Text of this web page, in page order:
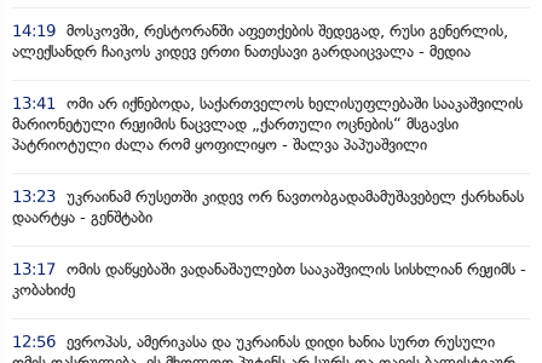
14:19 მოსკოვში, რესტორანში აფეთქების შედეგად, რუსი გენერლის,
ალექსანდრ ჩაიკოს კიდევ ერთი ნათესავი გარდაიცვალა - მედია
13:41
ომი არ იქნებოდა, საქართველოს ხელისუფლებაში სააკაშვილის
მარიონეტული რეჟიმის ნაცვლად „ქართული ოცნების“ მსგავსი
პატრიოტული ძალა რომ ყოფილიყო - შალვა პაპუაშვილი
13:23 უკრაინამ რუსეთში კიდევ ორ ნავთობგადამამუშავებელ ქარხანას
დაარტყა - გენშტაბი
13:17 ომის დაწყებაში ვადანაშაულებთ სააკაშვილის სისხლიან რეჟიმს -
კობახიძე
12:56 ევროპას, ამერიკასა და უკრაინას დიდი ხანია სურთ რუსული